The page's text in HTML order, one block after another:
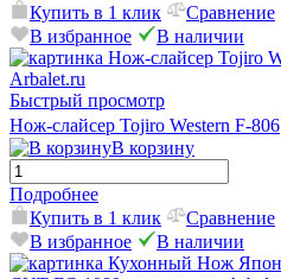
Купить в 1 клик
Сравнение
В избранное
В наличии
Быстрый просмотр
Нож-слайсер Tojiro Western F-806
В корзину
Подробнее
Купить в 1 клик
Сравнение
В избранное
В наличии